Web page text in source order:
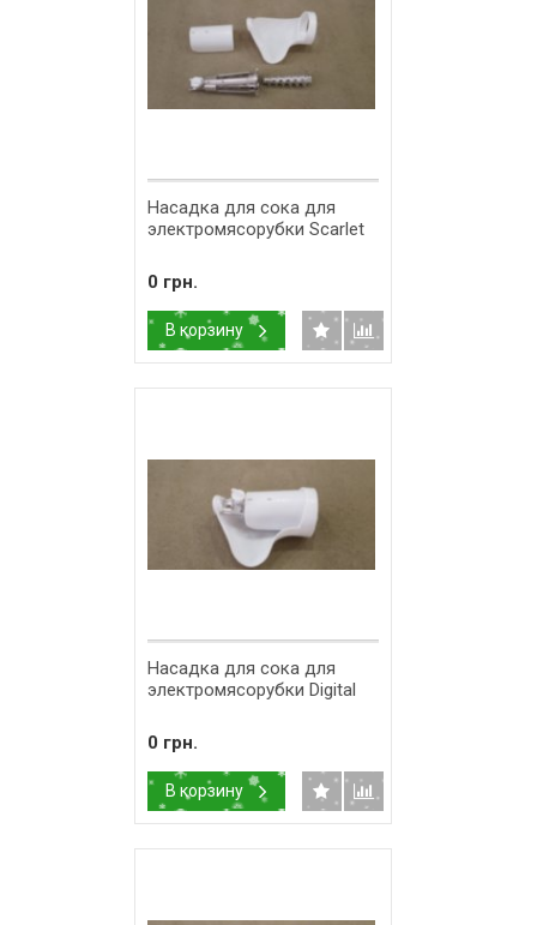
Насадка для сока для
электромясорубки Scarlet
0 грн.
В корзину
Насадка для сока для
электромясорубки Digital
0 грн.
В корзину